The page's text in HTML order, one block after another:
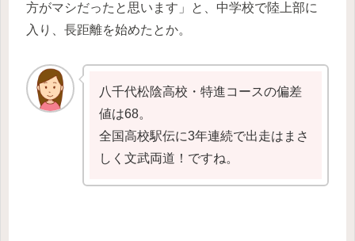
方がマシだったと思います」と、中学校で陸上部に
入り、長距離を始めたとか。
八千代松陰高校・特進コースの偏差
値は68。
全国高校駅伝に3年連続で出走はまさ
しく文武両道！ですね。